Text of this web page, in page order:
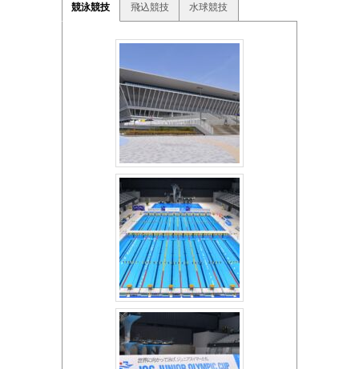
競泳競技 飛込競技 水球競技